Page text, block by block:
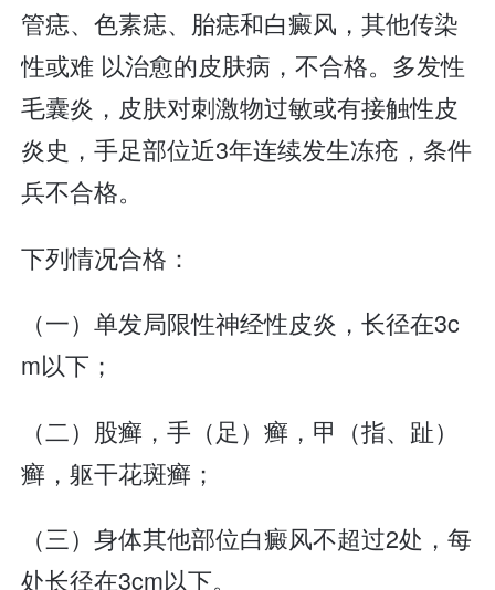
管痣、色素痣、胎痣和白癜风，其他传染
性或难 以治愈的皮肤病，不合格。多发性
毛囊炎，皮肤对刺激物过敏或有接触性皮
炎史，手足部位近3年连续发生冻疮，条件
兵不合格。
下列情况合格：
（一）单发局限性神经性皮炎，长径在3c
m以下；
（二）股癣，手（足）癣，甲（指、趾）
癣，躯干花斑癣；
（三）身体其他部位白癜风不超过2处，每
处长径在3cm以下。